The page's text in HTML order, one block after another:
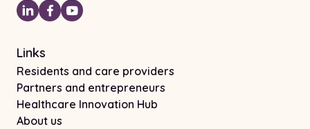
Links
Residents and care providers
Partners and entrepreneurs
Healthcare Innovation Hub
About us